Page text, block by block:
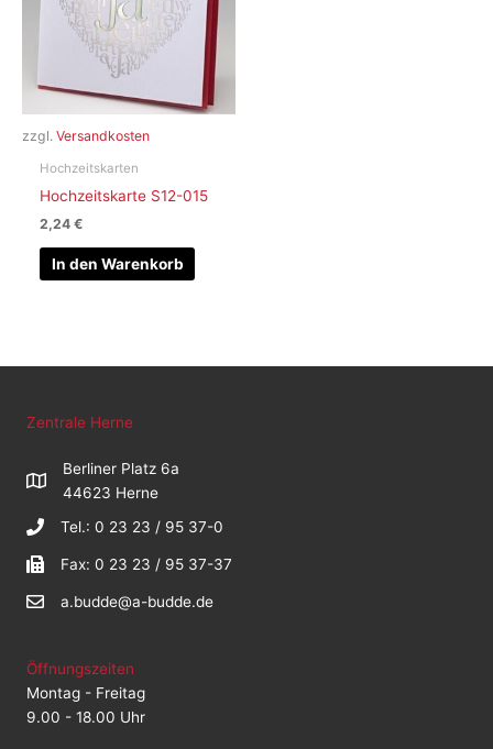
zzgl. Versandkosten
Hochzeitskarten
Hochzeitskarte S12-015
2,24€
In den Warenkorb
Zentrale Herne
Berliner Platz 6a
44623 Herne
Tel.: 0 23 23 / 95 37-0
Fax: 0 23 23 / 95 37-37
a.budde@a-budde.de
Öffnungszeiten
Montag - Freitag
9.00 - 18.00 Uhr